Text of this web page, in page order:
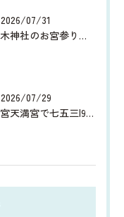
2026/07/31
茨木神社のお宮参り撮影レポート｜夏のお宮参り
2026/07/29
上宮天満宮で七五三|9月は洋服でのお参りもおすすめ！